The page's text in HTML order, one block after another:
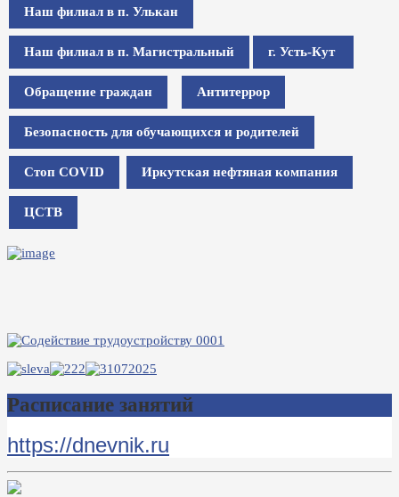
Наш филиал в п. Улькан
Наш филиал в п. Магистральный г. Усть-Кут
Обращение граждан Антитеррор
Безопасность для обучающихся и родителей
Стоп COVID Иркутская нефтяная компания
ЦСТВ
Расписание занятий
https://dnevnik.ru